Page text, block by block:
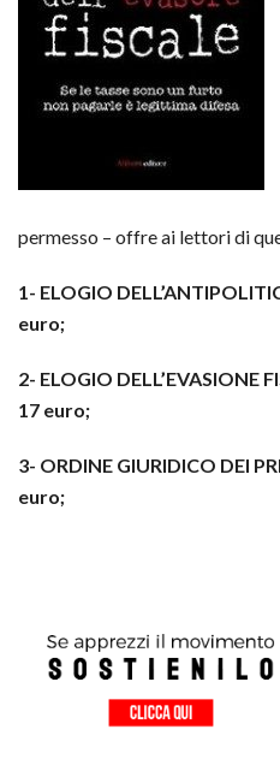
permesso – offre ai lettori di
1- ELOGIO
euro;
2- ELOGIO DELL’EVASIONE
17 euro;
3- ORDINE GIURIDICO DEI
euro;